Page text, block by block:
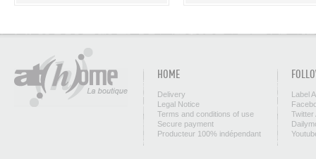
HOME
Delivery
Legal Notice
Terms and conditions of use
Secure payment
Producteur 100% indépendant
Label
Twitter